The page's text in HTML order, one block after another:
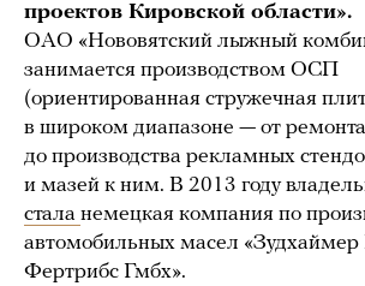
проектов Кировской области».
ОАО «Нововятский лыжный
занимается производством ОСП
(ориентированная стружечная
в широком диапазоне — от
до производства рекламных
и мазей к ним. В 2013 году
стала немецкая компания по
автомобильных масел
Фертрибс Гмбх».